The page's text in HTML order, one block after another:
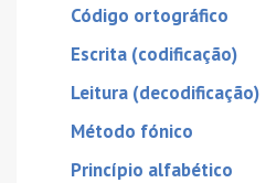
Código ortográfico
Escrita (codificação)
Leitura (decodificação)
Método fónico
Princípio alfabético